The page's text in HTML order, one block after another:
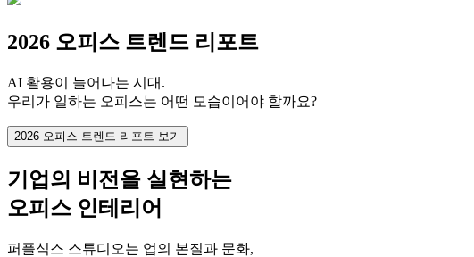
2026 오피스 트렌드 리포트
AI 활용이 늘어나는 시대.
우리가 일하는 오피스는 어떤 모습이어야 할까요?
2026 오피스 트렌드 리포트 보기
기업의 비전을 실현하는
오피스 인테리어
퍼플식스 스튜디오는 업의 본질과 문화,